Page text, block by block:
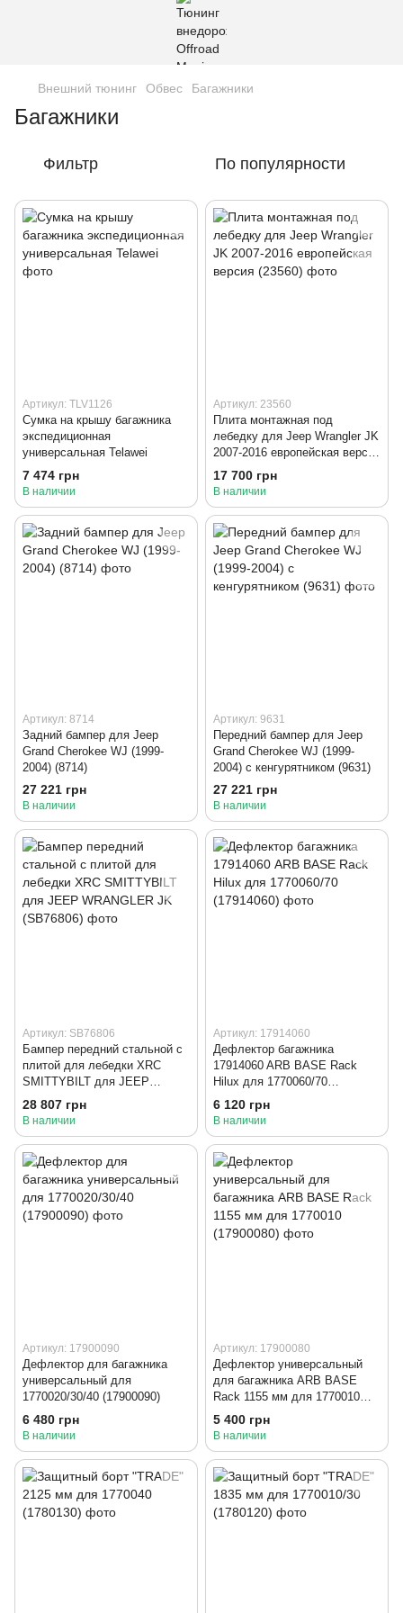
Внешний тюнинг Обвес Багажники
Багажники
Фильтр По популярности
Артикул: TLV1126
Сумка на крышу багажника
экспедиционная
универсальная Telawei
7 474 грн
В наличии
Артикул: 23560
Плита монтажная под
лебедку для Jeep Wrangler JK
2007-2016 европейская версия
(23560)
17 700 грн
В наличии
Артикул: 8714
Задний бампер для Jeep
Grand Cherokee WJ (1999-
2004) (8714)
27 221 грн
В наличии
Артикул: 9631
Передний бампер для Jeep
Grand Cherokee WJ (1999-
2004) с кенгурятником (9631)
27 221 грн
В наличии
Артикул: SB76806
Бампер передний стальной с
плитой для лебедки XRC
SMITTYBILT для JEEP
WRANGLER JK (SB76806)
28 807 грн
В наличии
Артикул: 17914060
Дефлектор багажника
17914060 ARB BASE Rack
Hilux для 1770060/70
(17914060)
6 120 грн
В наличии
Артикул: 17900090
Дефлектор для багажника
универсальный для
1770020/30/40 (17900090)
6 480 грн
В наличии
Артикул: 17900080
Дефлектор универсальный
для багажника ARB BASE
Rack 1155 мм для 1770010
(17900080)
5 400 грн
В наличии